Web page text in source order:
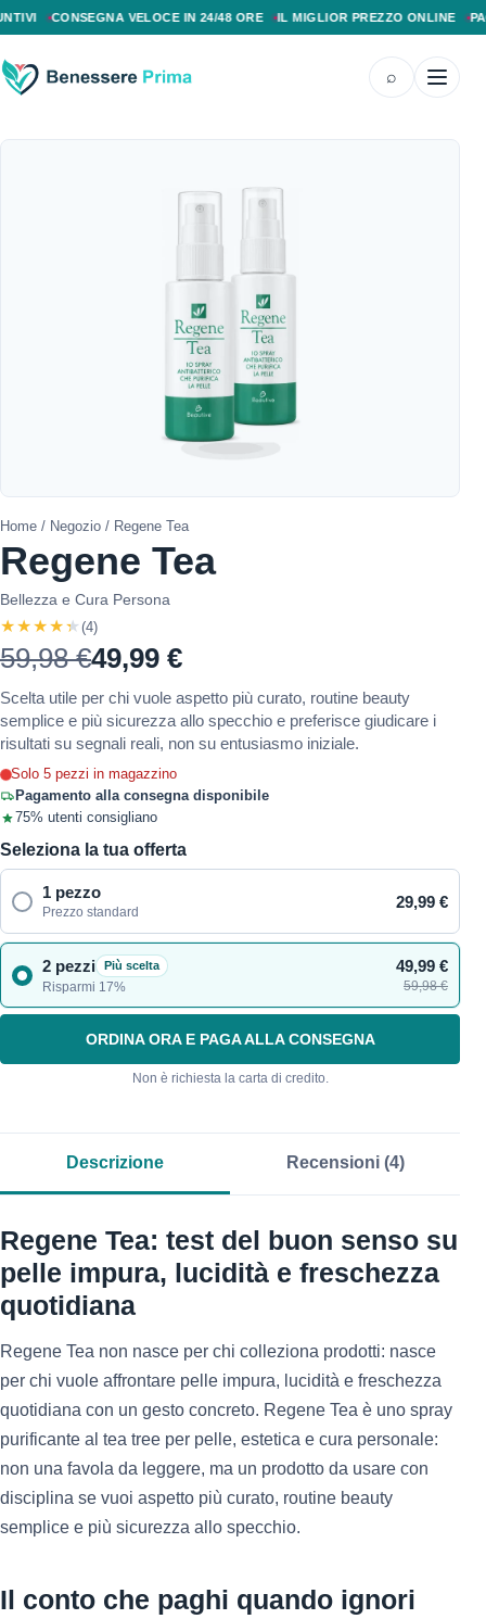
CONSEGNA VELOCE IN 24/48 ORE IL MIGLIOR PREZZO ONLINE
⌕
Home / Negozio / Regene Tea
Regene Tea
Bellezza e Cura Persona
★★★★★ (4)
59,98 €49,99 €
Scelta utile per chi vuole aspetto più curato, routine beauty
semplice e più sicurezza allo specchio e preferisce giudicare i
risultati su segnali reali, non su entusiasmo iniziale.
Solo 5 pezzi in magazzino
Pagamento alla consegna disponibile
75% utenti consigliano
Seleziona la tua offerta
1 pezzo
Prezzo standard
29,99 €
2 pezzi Più scelta
Risparmi 17%
49,99 €
59,98 €
ORDINA ORA E PAGA ALLA CONSEGNA
Non è richiesta la carta di credito.
Descrizione Recensioni (4)
Regene Tea: test del buon senso su
pelle impura, lucidità e freschezza
quotidiana
Regene Tea non nasce per chi colleziona prodotti: nasce
per chi vuole affrontare pelle impura, lucidità e freschezza
quotidiana con un gesto concreto. Regene Tea è uno spray
purificante al tea tree per pelle, estetica e cura personale:
non una favola da leggere, ma un prodotto da usare con
disciplina se vuoi aspetto più curato, routine beauty
semplice e più sicurezza allo specchio.
Il conto che paghi quando ignori